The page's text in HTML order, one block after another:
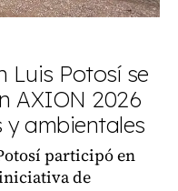
Luis Potosí se
AXION 2026
y ambientales
participó en
de